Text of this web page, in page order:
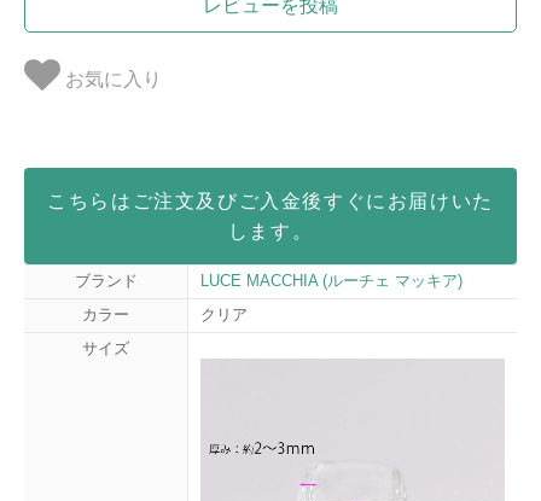
レビューを投稿
お気に入り
こちらはご注文及びご入金後すぐにお届けいた
します。
ブランド
LUCE MACCHIA (ルーチェ マッキア)
カラー
クリア
サイズ